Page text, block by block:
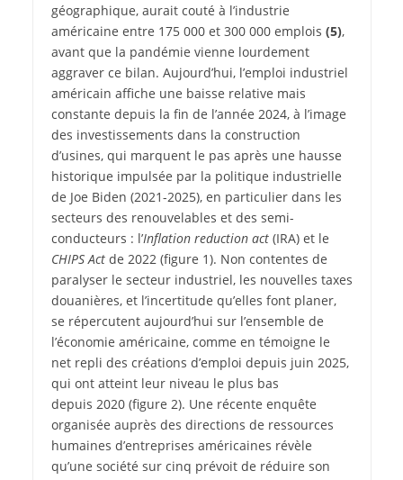
géographique, aurait couté à l’industrie
américaine entre 175 000 et 300 000 emplois (5),
avant que la pandémie vienne lourdement
aggraver ce bilan. Aujourd’hui, l’emploi industriel
américain affiche une baisse relative mais
constante depuis la fin de l’année 2024, à l’image
des investissements dans la construction
d’usines, qui marquent le pas après une hausse
historique impulsée par la politique industrielle
de Joe Biden (2021-2025), en particulier dans les
secteurs des renouvelables et des semi-
conducteurs : l’Inflation reduction act(IRA) et le
CHIPS Actde 2022 (figure 1). Non contentes de
paralyser le secteur industriel, les nouvelles taxes
douanières, et l’incertitude qu’elles font planer,
se répercutent aujourd’hui sur l’ensemble de
l’économie américaine, comme en témoigne le
net repli des créations d’emploi depuis juin 2025,
qui ont atteint leur niveau le plus bas
depuis 2020 (figure 2). Une récente enquête
organisée auprès des directions de ressources
humaines d’entreprises américaines révèle
qu’une société sur cinq prévoit de réduire son